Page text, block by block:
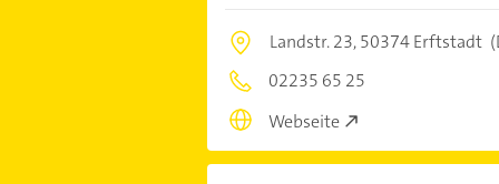
Landstr. 23,50374 Erftstadt
02235 65 25
Webseite